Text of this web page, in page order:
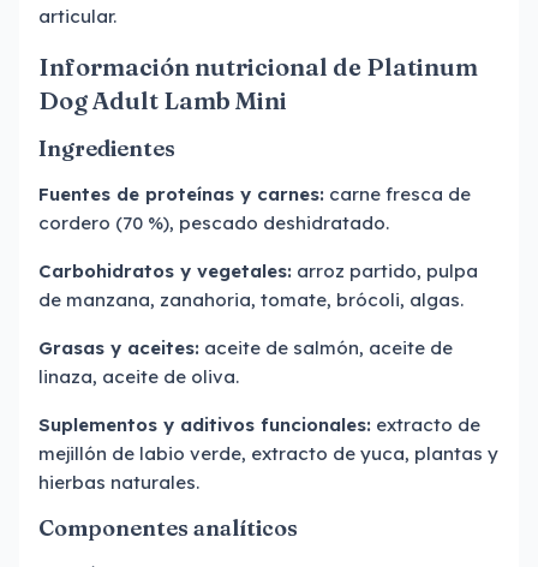
articular.
Información nutricional de Platinum
Dog Adult Lamb Mini
Ingredientes
Fuentes de proteínas y carnes: carne fresca de
cordero (70 %), pescado deshidratado.
Carbohidratos y vegetales: arroz partido, pulpa
de manzana, zanahoria, tomate, brócoli, algas.
Grasas y aceites: aceite de salmón, aceite de
linaza, aceite de oliva.
Suplementos y aditivos funcionales: extracto de
mejillón de labio verde, extracto de yuca, plantas y
hierbas naturales.
Componentes analíticos